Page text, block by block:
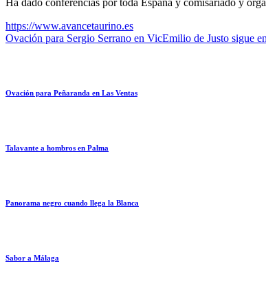
https://www.avancetaurino.es
Ovación para Sergio Serrano en VicEmilio de Justo sigue
Ovación para Peñaranda en Las Ventas
Talavante a hombros en Palma
Panorama negro cuando llega la Blanca
Sabor a Málaga